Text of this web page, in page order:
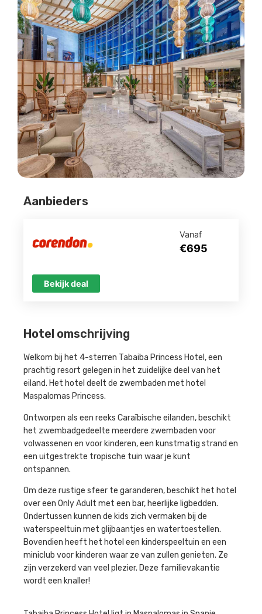
Hotel omschrijving
Welkom bij het 4-sterren Tabaiba Princess Hotel, een
prachtig resort gelegen in het zuidelijke deel van het
eiland. Het hotel deelt de zwembaden met hotel
Maspalomas Princess.
Ontworpen als een reeks Caraïbische eilanden, beschikt
het zwembadgedeelte meerdere zwembaden voor
volwassenen en voor kinderen, een kunstmatig strand en
een uitgestrekte tropische tuin waar je kunt
ontspannen.
Om deze rustige sfeer te garanderen, beschikt het hotel
over een Only Adult met een bar, heerlijke ligbedden.
Ondertussen kunnen de kids zich vermaken bij de
waterspeeltuin met glijbaantjes en watertoestellen.
Bovendien heeft het hotel een kinderspeeltuin en een
miniclub voor kinderen waar ze van zullen genieten. Ze
zijn verzekerd van veel plezier. Deze familievakantie
wordt een knaller!
Aanbieders
Vanaf
€695
Bekijk deal